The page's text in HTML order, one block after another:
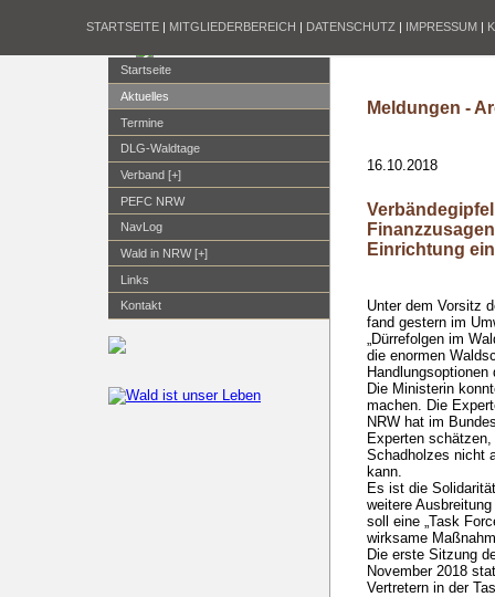
STARTSEITE | MITGLIEDERBEREICH | DATENSCHUTZ | IMPRESSUM |
Startseite
Aktuelles
Termine
DLG-Waldtage
Verband [+]
PEFC NRW
NavLog
Wald in NRW [+]
Links
Kontakt
Meldungen -
16.10.2018
Einrichtung
Unter dem Vorsitz
fand gestern im
„Dürrefolgen im
die enormen
Die Ministerin
machen. Die
NRW hat im
Experten
Schadholzes nicht
kann.
Es ist die
weitere
soll eine „Task
wirksame
Die erste Sitzung
November 2018
Vertretern in der